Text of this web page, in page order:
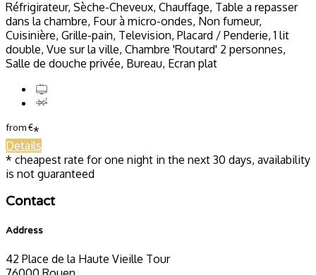
Réfrigirateur, Sèche-Cheveux, Chauffage, Table a repasser
dans la chambre, Four à micro-ondes, Non fumeur,
Cuisinière, Grille-pain, Television, Placard / Penderie, 1 lit
double, Vue sur la ville, Chambre 'Routard' 2 personnes,
Salle de douche privée, Bureau, Ecran plat
from€*
Details
* cheapest rate for one night in the next 30 days, availability
is not guaranteed
Contact
Address
42 Place de la Haute Vieille Tour